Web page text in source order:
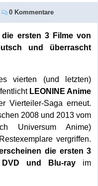
0 Kommentare
die ersten 3 Filme von
und überrascht
vierten (und letzten)
LEONINE Anime
Vierteiler-Saga erneut.
2008 und 2013 vom
Universum Anime)
vergriffen.
die ersten 3
und Blu-ray im